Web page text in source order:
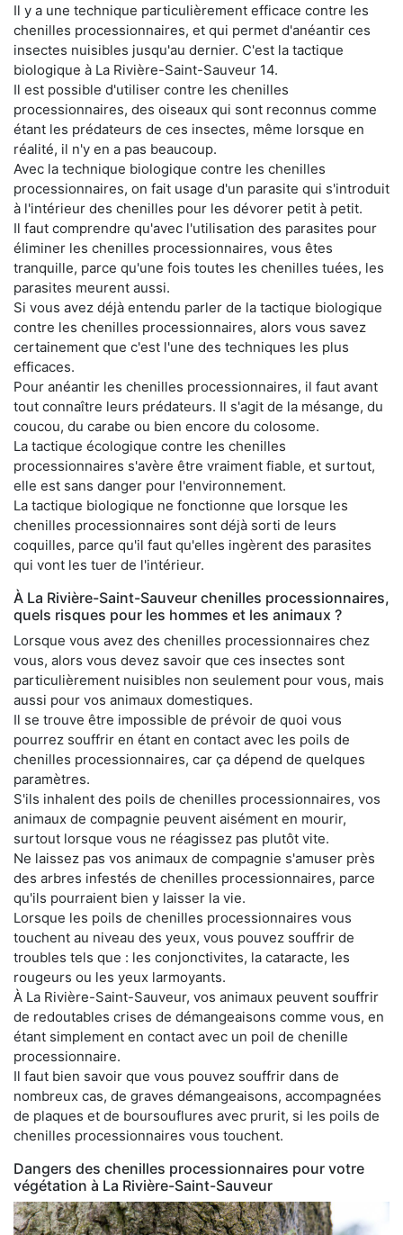
Il y a une technique particulièrement efficace contre les
chenilles processionnaires, et qui permet d'anéantir ces
insectes nuisibles jusqu'au dernier. C'est la tactique
biologique à La Rivière-Saint-Sauveur 14.
Il est possible d'utiliser contre les chenilles
processionnaires, des oiseaux qui sont reconnus comme
étant les prédateurs de ces insectes, même lorsque en
réalité, il n'y en a pas beaucoup.
Avec la technique biologique contre les chenilles
processionnaires, on fait usage d'un parasite qui s'introduit
à l'intérieur des chenilles pour les dévorer petit à petit.
Il faut comprendre qu'avec l'utilisation des parasites pour
éliminer les chenilles processionnaires, vous êtes
tranquille, parce qu'une fois toutes les chenilles tuées, les
parasites meurent aussi.
Si vous avez déjà entendu parler de la tactique biologique
contre les chenilles processionnaires, alors vous savez
certainement que c'est l'une des techniques les plus
efficaces.
Pour anéantir les chenilles processionnaires, il faut avant
tout connaître leurs prédateurs. Il s'agit de la mésange, du
coucou, du carabe ou bien encore du colosome.
La tactique écologique contre les chenilles
processionnaires s'avère être vraiment fiable, et surtout,
elle est sans danger pour l'environnement.
La tactique biologique ne fonctionne que lorsque les
chenilles processionnaires sont déjà sorti de leurs
coquilles, parce qu'il faut qu'elles ingèrent des parasites
qui vont les tuer de l'intérieur.
À La Rivière-Saint-Sauveur chenilles processionnaires,
quels risques pour les hommes et les animaux ?
Lorsque vous avez des chenilles processionnaires chez
vous, alors vous devez savoir que ces insectes sont
particulièrement nuisibles non seulement pour vous, mais
aussi pour vos animaux domestiques.
Il se trouve être impossible de prévoir de quoi vous
pourrez souffrir en étant en contact avec les poils de
chenilles processionnaires, car ça dépend de quelques
paramètres.
S'ils inhalent des poils de chenilles processionnaires, vos
animaux de compagnie peuvent aisément en mourir,
surtout lorsque vous ne réagissez pas plutôt vite.
Ne laissez pas vos animaux de compagnie s'amuser près
des arbres infestés de chenilles processionnaires, parce
qu'ils pourraient bien y laisser la vie.
Lorsque les poils de chenilles processionnaires vous
touchent au niveau des yeux, vous pouvez souffrir de
troubles tels que : les conjonctivites, la cataracte, les
rougeurs ou les yeux larmoyants.
À La Rivière-Saint-Sauveur, vos animaux peuvent souffrir
de redoutables crises de démangeaisons comme vous, en
étant simplement en contact avec un poil de chenille
processionnaire.
Il faut bien savoir que vous pouvez souffrir dans de
nombreux cas, de graves démangeaisons, accompagnées
de plaques et de boursouflures avec prurit, si les poils de
chenilles processionnaires vous touchent.
Dangers des chenilles processionnaires pour votre
végétation à La Rivière-Saint-Sauveur